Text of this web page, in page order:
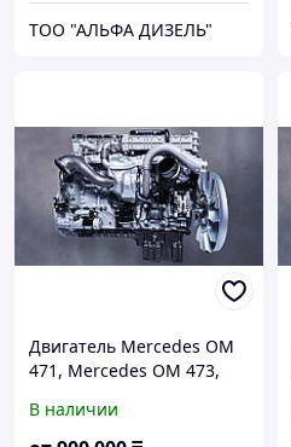
ТОО "АЛЬФА ДИЗЕЛЬ"
Двигатель Mercedes OM
471, Mercedes OM 473,
Mercedes OM 936 LA
В наличии